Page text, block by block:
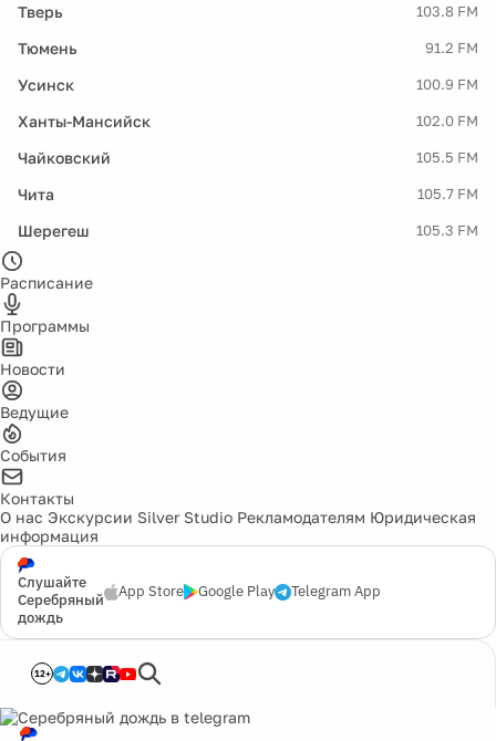
Тверь 103.8 FM
Тюмень 91.2 FM
Усинск 100.9 FM
Ханты-Мансийск 102.0 FM
Чайковский 105.5 FM
Чита 105.7 FM
Шерегеш 105.3 FM
Расписание
Программы
Новости
Ведущие
События
Контакты
О нас Экскурсии Silver Studio Рекламодателям Юридическая
информация
Слушайте
Серебряный
дождь
App Store Google Play Telegram App
12+